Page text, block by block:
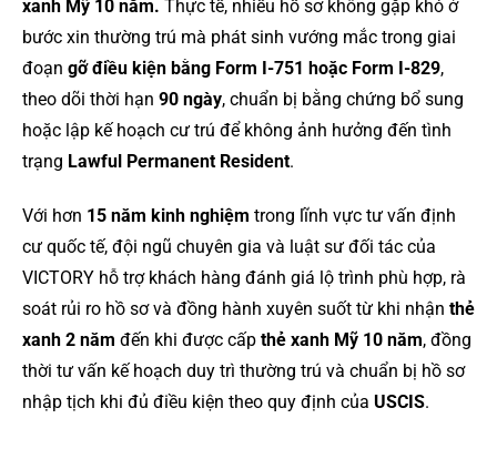
xanh Mỹ 10 năm. Thực tế, nhiều hồ sơ không gặp khó ở
bước xin thường trú mà phát sinh vướng mắc trong giai
đoạn gỡ điều kiện bằng Form I-751 hoặc Form I-829,
theo dõi thời hạn 90 ngày, chuẩn bị bằng chứng bổ sung
hoặc lập kế hoạch cư trú để không ảnh hưởng đến tình
trạng Lawful Permanent Resident.
Với hơn 15 năm kinh nghiệm trong lĩnh vực tư vấn định
cư quốc tế, đội ngũ chuyên gia và luật sư đối tác của
VICTORY hỗ trợ khách hàng đánh giá lộ trình phù hợp, rà
soát rủi ro hồ sơ và đồng hành xuyên suốt từ khi nhận thẻ
xanh 2 năm đến khi được cấp thẻ xanh Mỹ 10 năm, đồng
thời tư vấn kế hoạch duy trì thường trú và chuẩn bị hồ sơ
nhập tịch khi đủ điều kiện theo quy định của USCIS.